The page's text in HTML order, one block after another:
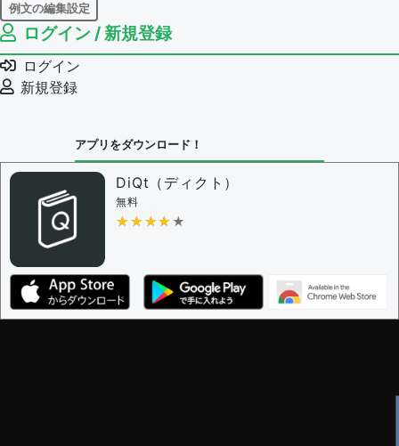
例文の編集設定
例文の編集権限を持つユーザー -
例文の編集を審査する
例文の削除を審査する
審査に対する投票権限を持つユーザー -
問題の編集権限を持つユーザー -
審査に対する投票権限を持つユーザー -
ザー
決定に必要な投票数 -
編集ガイドライン
ログイン / 新規登録
ログイン
新規登録
アプリをダウンロード！
DiQt（ディクト）
無料
★★★★★
★★★★★